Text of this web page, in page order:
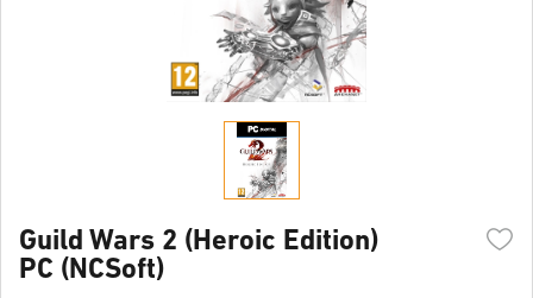
Guild Wars 2 (Heroic Edition)
PC (NCSoft)